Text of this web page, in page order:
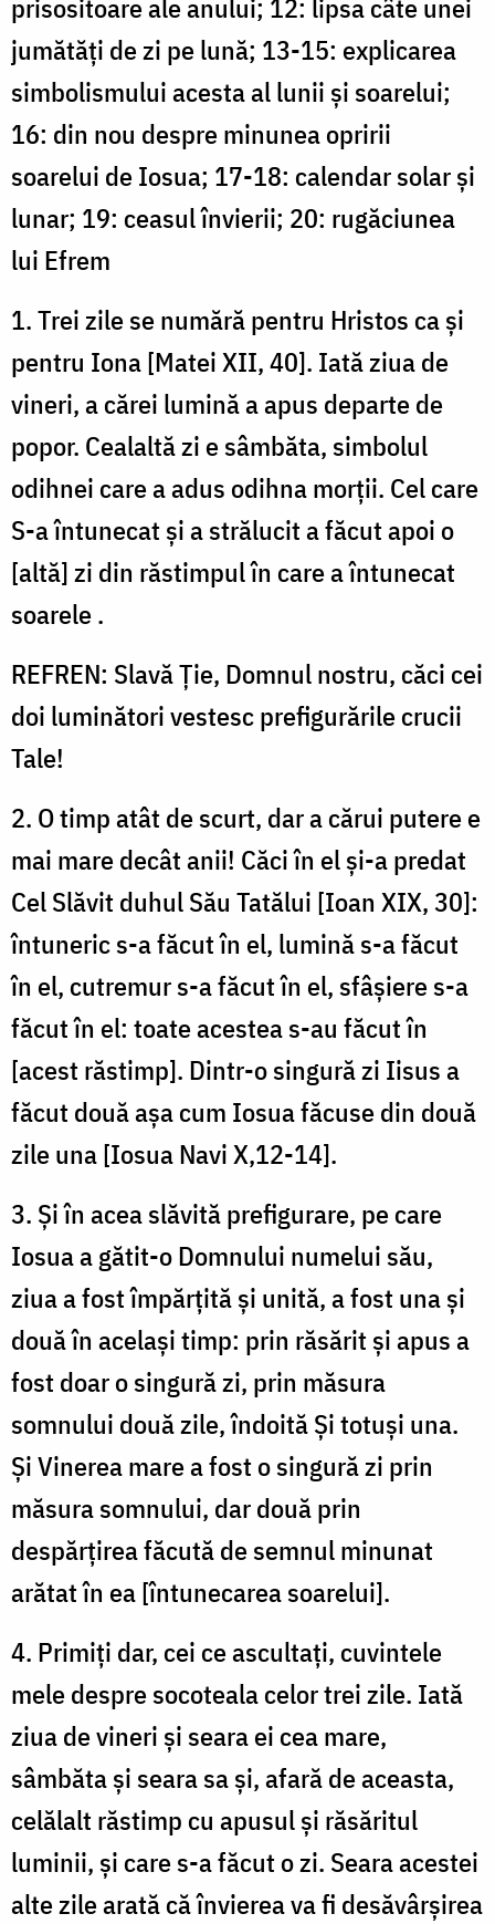
prisositoare ale anului; 12: lipsa câte unei
jumătăți de zi pe lună; 13-15: explicarea
simbolismului acesta al lunii și soarelui;
16: din nou despre minunea opririi
soarelui de Iosua; 17-18: calendar solar și
lunar; 19: ceasul învierii; 20: rugăciunea
lui Efrem
1. Trei zile se numără pentru Hristos ca și
pentru Iona [Matei XII, 40]. Iată ziua de
vineri, a cărei lumină a apus departe de
popor. Cealaltă zi e sâmbăta, simbolul
odihnei care a adus odihna morții. Cel care
S-a întunecat și a strălucit a făcut apoi o
[altă] zi din răstimpul în care a întunecat
soarele .
REFREN: Slavă Ție, Domnul nostru, căci cei
doi luminători vestesc prefigurările crucii
Tale!
2. O timp atât de scurt, dar a cărui putere e
mai mare decât anii! Căci în el și-a predat
Cel Slăvit duhul Său Tatălui [Ioan XIX, 30]:
întuneric s-a făcut în el, lumină s-a făcut
în el, cutremur s-a făcut în el, sfâșiere s-a
făcut în el: toate acestea s-au făcut în
[acest răstimp]. Dintr-o singură zi Iisus a
făcut două așa cum Iosua făcuse din două
zile una [Iosua Navi X,12-14].
3. Și în acea slăvită prefigurare, pe care
Iosua a gătit-o Domnului numelui său,
ziua a fost împărțită și unită, a fost una și
două în același timp: prin răsărit și apus a
fost doar o singură zi, prin măsura
somnului două zile, îndoită Și totuși una.
Și Vinerea mare a fost o singură zi prin
măsura somnului, dar două prin
despărțirea făcută de semnul minunat
arătat în ea [întunecarea soarelui].
4. Primiți dar, cei ce ascultați, cuvintele
mele despre socoteala celor trei zile. Iată
ziua de vineri și seara ei cea mare,
sâmbăta și seara sa și, afară de aceasta,
celălalt răstimp cu apusul și răsăritul
luminii, și care s-a făcut o zi. Seara acestei
alte zile arată că învierea va fi desăvârșirea